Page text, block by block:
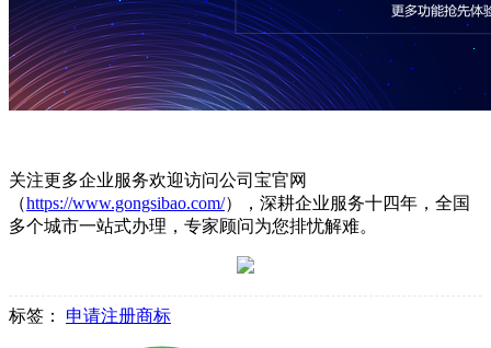
关注更多企业服务欢迎访问公司宝官网
（https://www.gongsibao.com/），深耕企业服务十四年，全国
多个城市一站式办理，专家顾问为您排忧解难。
标签： 申请注册商标